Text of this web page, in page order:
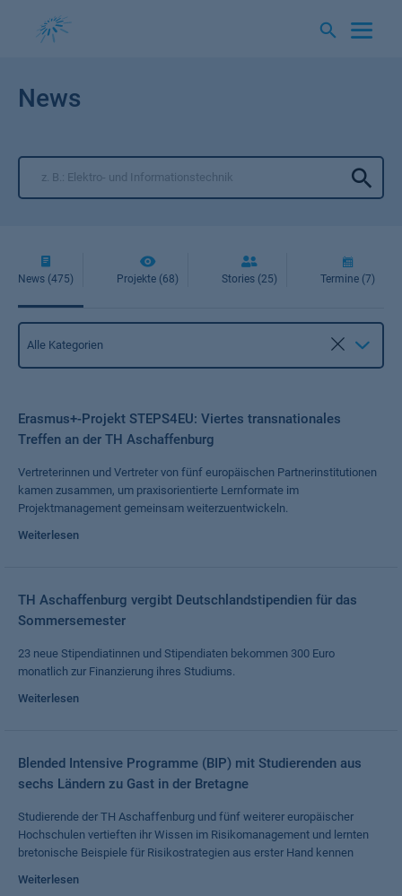
News
News (475) Projekte (68) Stories (25) Termine (7)
Kategorie
Alle Kategorien
Erasmus+-Projekt STEPS4EU: Viertes transnationales
Treffen an der TH Aschaffenburg
Vertreterinnen und Vertreter von fünf europäischen Partnerinstitutionen
kamen zusammen, um praxisorientierte Lernformate im
Projektmanagement gemeinsam weiterzuentwickeln.
Weiterlesen
TH Aschaffenburg vergibt Deutschlandstipendien für das
Sommersemester
23 neue Stipendiatinnen und Stipendiaten bekommen 300 Euro
monatlich zur Finanzierung ihres Studiums.
Weiterlesen
Blended Intensive Programme (BIP) mit Studierenden aus
sechs Ländern zu Gast in der Bretagne
Studierende der TH Aschaffenburg und fünf weiterer europäischer
Hochschulen vertieften ihr Wissen im Risikomanagement und lernten
bretonische Beispiele für Risikostrategien aus erster Hand kennen
Weiterlesen